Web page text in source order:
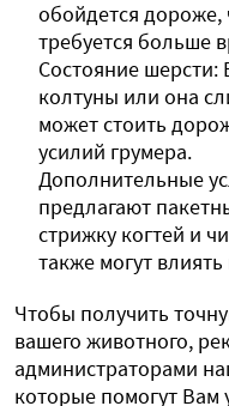
обойдется дороже,
требуется больше
Состояние шерсти:
колтуны или она
может стоить
усилий грумера.
Дополнительные
предлагают
стрижку когтей и
также могут
Чтобы получить
вашего животного,
администраторами
которые помогут Вам